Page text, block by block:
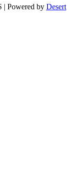
Powered by Desert